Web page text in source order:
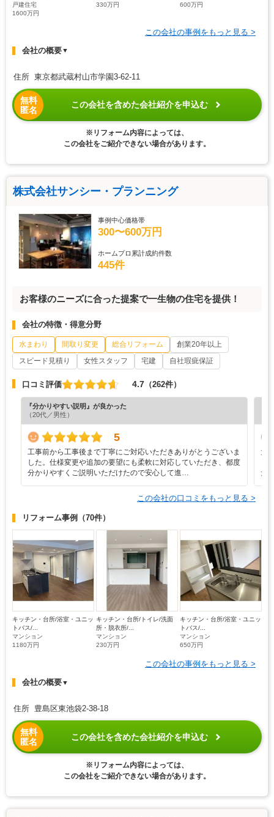
戸建住宅
1600万円
330万円
600万円
この会社の事例をもっと見る >
会社の概要▼
住所 東京都武蔵村山市学園3-62-11
無料
匿名
この会社を含めた会社紹介を申込む
※リフォーム内容によっては、
この会社をご紹介できない場合があります。
株式会社サンシー・プランニング
事例中心価格帯
300〜600万円
ホームプロ累計成約件数
445件
お客様のニーズに合った提案で一生物の住宅を提供！
会社の特徴・得意分野
水まわり 間取り変更 総合リフォーム
創業20年以上
スピード見積り
女性スタッフ 宅建 自社瑕疵保証
口コミ評価 4.7 （262件）
『分かりやすい説明』が良かった
（20代／男性）
5
工事前から工事後まで丁寧にご対応いただきありがとうございま
した。仕様変更や追加の要望にも柔軟に対応していただき、都度
分かりやすくご説明いただけたので安心して進…
大
た
この会社の口コミをもっと見る >
リフォーム事例 （70件）
キッチン・台所/浴室・ユニッ
トバス/...
マンション
1180万円
キッチン・台所/トイレ/洗面
所・脱衣所/...
マンション
230万円
キッチン・台所/浴室・ユニッ
トバス/...
マンション
650万円
この会社の事例をもっと見る >
会社の概要▼
住所 豊島区東池袋2-38-18
無料
匿名
この会社を含めた会社紹介を申込む
※リフォーム内容によっては、
この会社をご紹介できない場合があります。